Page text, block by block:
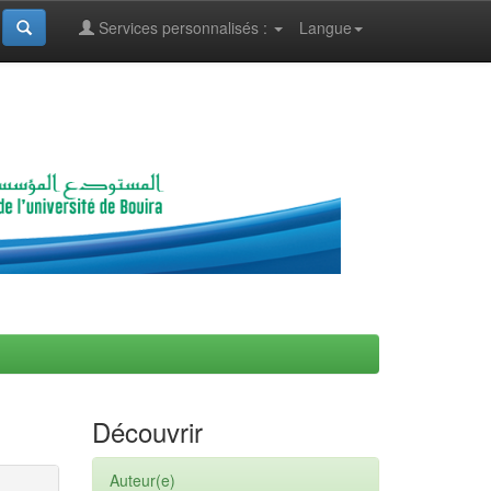
Langue
Services personnalisés :
Découvrir
Auteur(e)